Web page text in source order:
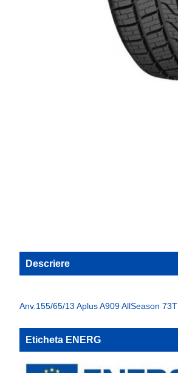
Descriere
Anv.155/65/13 Aplus A909 AllSeason 73T
Eticheta ENERG